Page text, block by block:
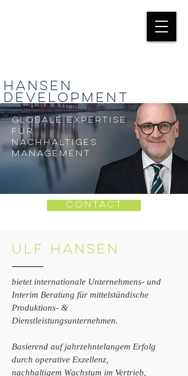
HANSEN
Development
Globale Expertise
für
nachhaltiges
Management
CONTACT
Ulf Hansen
bietet internationale Unternehmens- und
Interim Beratung für mittelständische
Produktions- &
Dienstleistungsunternehmen.
Basierend auf jahrzehntelangem Erfolg
durch operative Exzellenz,
nachhaltigem Wachstum im Vertrieb,